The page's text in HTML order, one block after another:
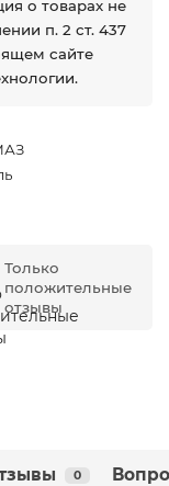
о товарах не
п. 2 ст. 437
сайте
Только
положительные
отзывы
0